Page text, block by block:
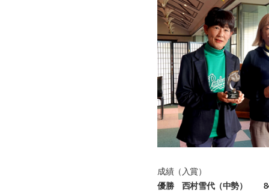
成績（入賞）
優勝 西村雪代（中勢）